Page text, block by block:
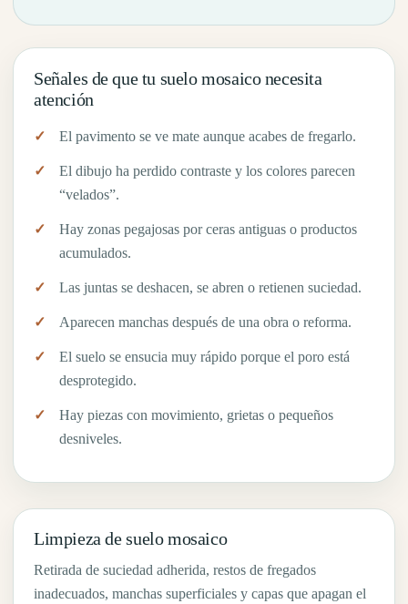
Señales de que tu suelo mosaico necesita
atención
El pavimento se ve mate aunque acabes de fregarlo.
El dibujo ha perdido contraste y los colores parecen
“velados”.
Hay zonas pegajosas por ceras antiguas o productos
acumulados.
Las juntas se deshacen, se abren o retienen suciedad.
Aparecen manchas después de una obra o reforma.
El suelo se ensucia muy rápido porque el poro está
desprotegido.
Hay piezas con movimiento, grietas o pequeños
desniveles.
Limpieza de suelo mosaico
Retirada de suciedad adherida, restos de fregados
inadecuados, manchas superficiales y capas que apagan el